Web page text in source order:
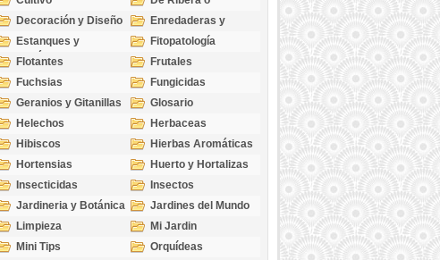
Palustres
Decoración y Diseño
Enredaderas y
cubresuelos
Estanques y
Acuáticas
Fitopatología
Flotantes
Frutales
Fuchsias
Fungicidas
Geranios y Gitanillas
Glosario
Helechos
Herbaceas
Hibiscos
Hierbas Aromáticas
Hortensias
Huerto y Hortalizas
Insecticidas
Insectos
Jardineria y Botánica
Jardines del Mundo
Limpieza
Mi Jardin
Mini Tips
Orquídeas